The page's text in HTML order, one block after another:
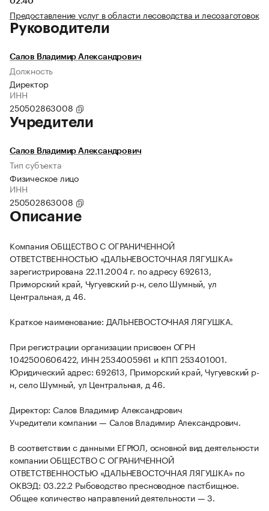
Предоставление услуг в области лесоводства и лесозаготовок
Руководители
Салов Владимир Александрович
Должность
Директор
ИНН
250502863008
Учредители
Салов Владимир Александрович
Тип субъекта
Физическое лицо
ИНН
250502863008
Описание
Компания ОБЩЕСТВО С ОГРАНИЧЕННОЙ
ОТВЕТСТВЕННОСТЬЮ «ДАЛЬНЕВОСТОЧНАЯ ЛЯГУШКА»
зарегистрирована 22.11.2004 г. по адресу 692613,
Приморский край, Чугуевский р-н, село Шумный, ул
Центральная, д 46.
Краткое наименование: ДАЛЬНЕВОСТОЧНАЯ ЛЯГУШКА.
При регистрации организации присвоен ОГРН
1042500606422, ИНН 2534005961 и КПП 253401001.
Юридический адрес: 692613, Приморский край, Чугуевский р-
н, село Шумный, ул Центральная, д 46.
Директор: Салов Владимир Александрович
Учредители компании — Салов Владимир Александрович.
В соответствии с данными ЕГРЮЛ, основной вид деятельности
компании ОБЩЕСТВО С ОГРАНИЧЕННОЙ
ОТВЕТСТВЕННОСТЬЮ «ДАЛЬНЕВОСТОЧНАЯ ЛЯГУШКА» по
ОКВЭД: 03.22.2 Рыбоводство пресноводное пастбищное.
Общее количество направлений деятельности — 3.